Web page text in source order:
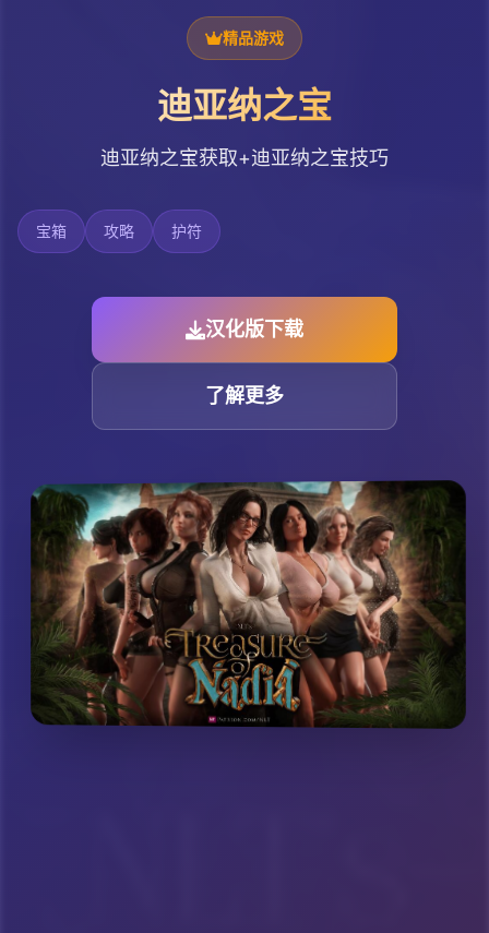
精品游戏
迪亚纳之宝
迪亚纳之宝获取+迪亚纳之宝技巧
宝箱 攻略 护符
汉化版下载
了解更多